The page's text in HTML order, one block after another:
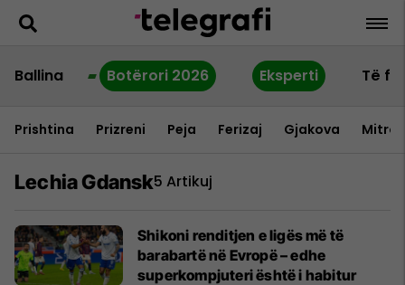
Ballina Botërori 2026 Eksperti Të
Prishtina Prizreni Peja Ferizaj Gjakova
Lechia Gdansk5 Artikuj
Shikoni renditjen e ligës më të
barabartë në Evropë – edhe
superkompjuteri është i habitur